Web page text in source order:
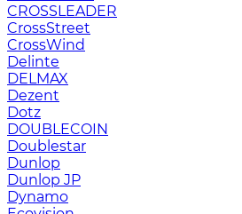
CROSSLEADER
CrossStreet
CrossWind
Delinte
DELMAX
Dezent
Dotz
DOUBLECOIN
Doublestar
Dunlop
Dunlop JP
Dynamo